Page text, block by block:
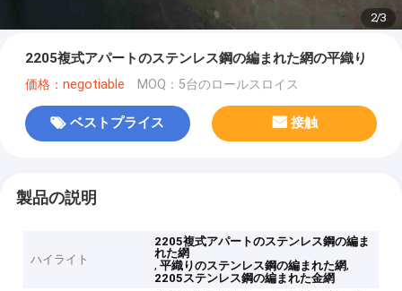
2/3
2205複式アパートのステンレス鋼の編まれた網の平織り
価格：negotiable MOQ：5台のロールスロイス
ベストプライス 接触
製品の説明
ハイライト
2205複式アパートのステンレス鋼の編ま
れた網
,平織りのステンレス鋼の編まれた網,
2205ステンレス鋼の編まれた金網